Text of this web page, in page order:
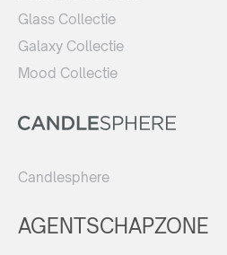
Glass Collectie
Galaxy Collectie
Mood Collectie
Candlesphere
AGENTSCHAPZONE